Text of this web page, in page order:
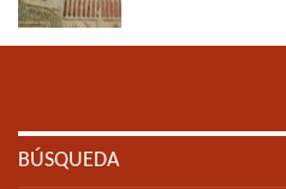
BÚSQUEDA